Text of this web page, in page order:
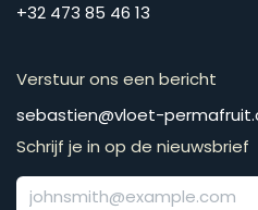
​​​​​​​​​​​​​​​​​​​​​​​+​3​2​ ​4​7​3​ ​8​5​ ​4​6​ ​1​3
Verstuur ons een bericht
​​​​​​​​​​​​​​​​​​​​​​​​​​​​s​e​b​a​s​t​i​e​n​@​v​l​o​e​t​-​
Schrijf je in op de nieuwsbrief